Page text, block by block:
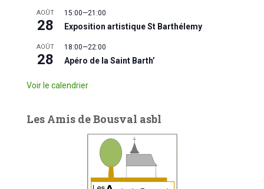
AOÛT
28
15:00—21:00
Exposition artistique St Barthélemy
AOÛT
28
18:00—22:00
Apéro de la Saint Barth’
Voir le calendrier
Les Amis de Bousval asbl